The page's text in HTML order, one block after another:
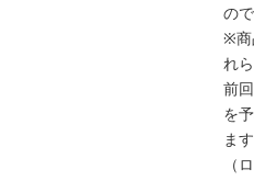
の
※商
れ
前
を
ます
（